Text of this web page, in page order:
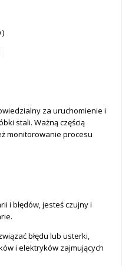
)
za uruchomienie i
stali. Ważną częścią
monitorowanie procesu
błędów, jesteś czujny i
błędu lub usterki,
i elektryków zajmujących